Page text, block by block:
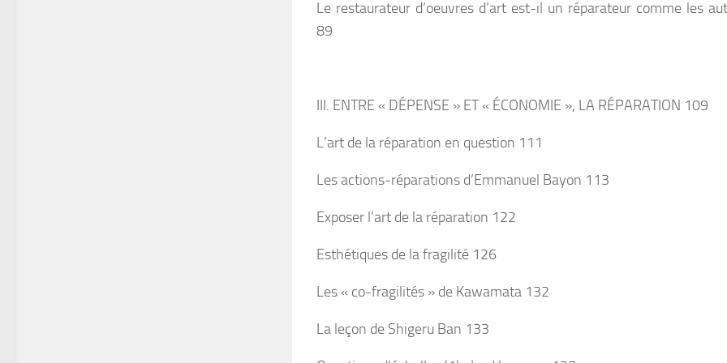
Le restaurateur d’oeuvres d’art est-il un réparateur comme les
89
III. ENTRE « DÉPENSE » ET « ÉCONOMIE », LA RÉPARATION 109
L’art de la réparation en question 111
Les actions-réparations d’Emmanuel Bayon 113
Exposer l’art de la réparation 122
Esthétiques de la fragilité 126
Les « co-fragilités » de Kawamata 132
La leçon de Shigeru Ban 133